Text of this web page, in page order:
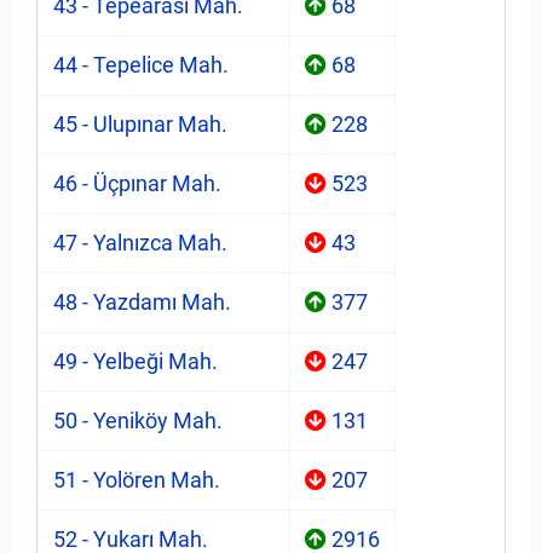
43 - Tepearası Mah. 68
44 - Tepelice Mah. 68
45 - Ulupınar Mah. 228
46 - Üçpınar Mah. 523
47 - Yalnızca Mah. 43
48 - Yazdamı Mah. 377
49 - Yelbeği Mah. 247
50 - Yeniköy Mah. 131
51 - Yolören Mah. 207
52 - Yukarı Mah. 2916